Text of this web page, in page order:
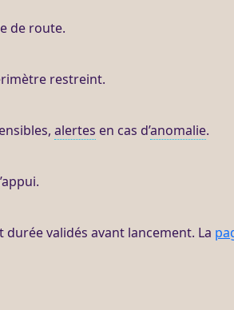
de route.
restreint.
alertes en cas d’anomalie.
validés avant lancement. La